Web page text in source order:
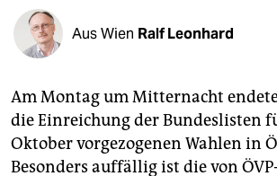
shop
fragen & hilfe
abo
genossenschaft
Aus Wien Ralf Leonhard
Am Montag um Mitternacht
die Einreichung der Bundeslisten
Oktober vorgezogenen Wahlen in
Besonders auffällig ist die von